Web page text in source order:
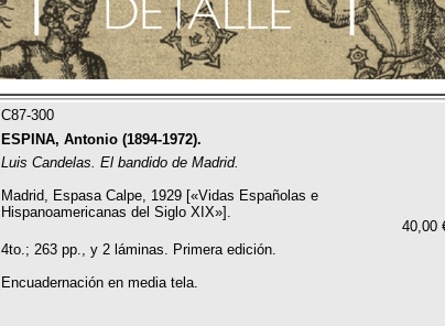
C87-300
ESPINA, Antonio (1894-1972).
40,00
Luis Candelas. El bandido de Madrid.
Madrid, Espasa Calpe, 1929 [«Vidas Españolas e
Hispanoamericanas del Siglo XIX»].
4to.; 263 pp., y 2 láminas. Primera edición.
Encuadernación en media tela.